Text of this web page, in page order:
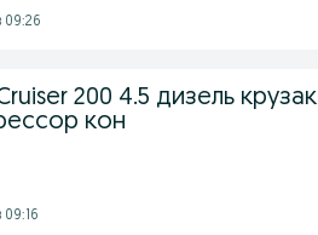
09:26
200 4.5 дизель крузак
кон